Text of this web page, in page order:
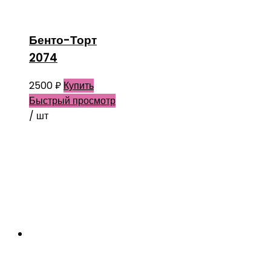
Бенто-Торт
2074
2500₽ Купить
Быстрый просмотр
/ шт